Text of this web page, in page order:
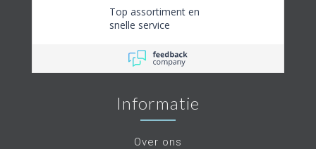
Top assortiment en
snelle service
Informatie
Over ons